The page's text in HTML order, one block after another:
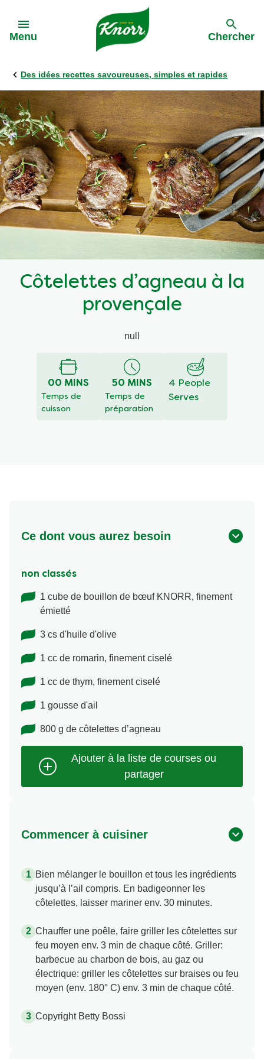
Menu Chercher
Des idées recettes savoureuses, simples et rapides
Côtelettes d’agneau à la
provençale
null
00 MINS
Temps de
cuisson
50 MINS
Temps de
préparation
4 People
Serves
Ce dont vous aurez besoin
non classés
1 cube de bouillon de bœuf KNORR, finement
émietté
3 cs d'huile d'olive
1 cc de romarin, finement ciselé
1 cc de thym, finement ciselé
1 gousse d'ail
800 g de côtelettes d’agneau
Commencer à cuisiner
Bien mélanger le bouillon et tous les ingrédients
jusqu’à l’ail compris. En badigeonner les
côtelettes, laisser mariner env. 30 minutes.
Chauffer une poêle, faire griller les côtelettes sur
feu moyen env. 3 min de chaque côté. Griller:
barbecue au charbon de bois, au gaz ou
électrique: griller les côtelettes sur braises ou feu
moyen (env. 180° C) env. 3 min de chaque côté.
Copyright Betty Bossi